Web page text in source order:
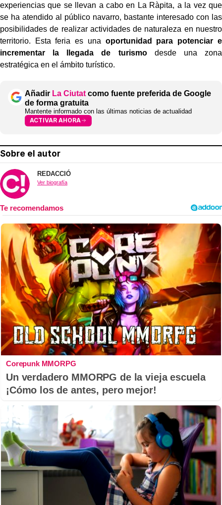
experiencias que se llevan a cabo en La Ràpita, a la vez que
se ha atendido al público navarro, bastante interesado con las
posibilidades de realizar actividades de naturaleza en nuestro
territorio. Esta feria es una oportunidad para potenciar e
incrementar la llegada de turismodesde una zona
estratégica en el ámbito turístico.
Añadir La Ciutat como fuente preferida de Google
de forma gratuita
Mantente informado con las últimas noticias de actualidad
ACTIVAR AHORA
Sobre el autor
REDACCIÓ
Ver biografía
Corepunk MMORPG
Un verdadero MMORPG de la vieja escuela
¡Cómo los de antes, pero mejor!